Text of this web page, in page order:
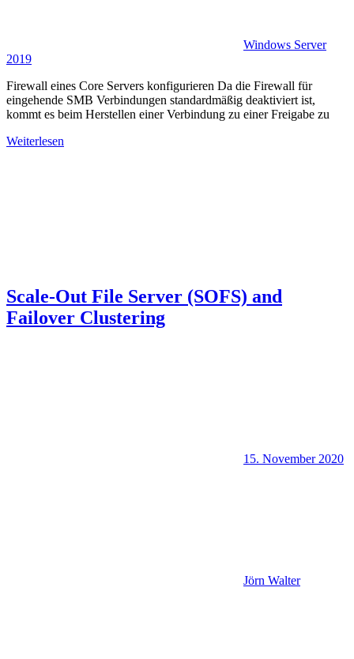
Windows Server
2019
Firewall eines Core Servers konfigurieren Da die Firewall für
eingehende SMB Verbindungen standardmäßig deaktiviert ist,
kommt es beim Herstellen einer Verbindung zu einer Freigabe zu
Weiterlesen
Scale-Out File Server (SOFS) and
Failover Clustering
15. November 2020
Jörn Walter